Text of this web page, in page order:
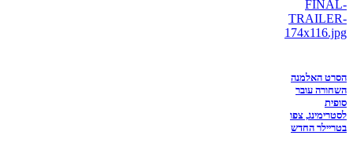
הסרט האלמנה
השחורה עובר
סופית
לסטרימינג, צפו
בטריילר החדש